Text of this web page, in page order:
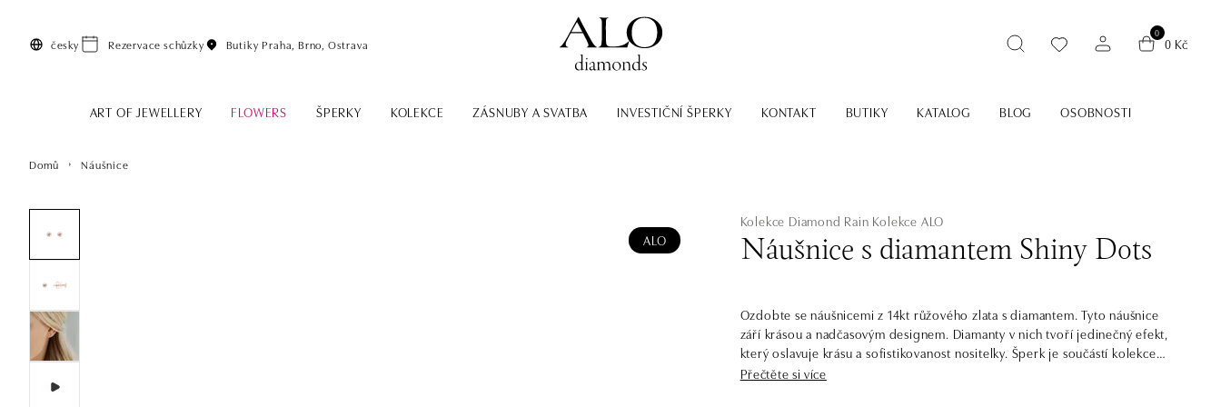
česky Rezervace schůzky Butiky Praha, Brno, Ostrava
0
0 Kč
ART OF JEWELLERY FLOWERS ŠPERKY KOLEKCE ZÁSNUBY A SVATBA INVESTIČNÍ ŠPERKY KONTAKT BUTIKY KATALOG BLOG OSOBNOSTI
Domů Náušnice
ALO
Kolekce Diamond Rain Kolekce ALO
Náušnice s diamantem Shiny Dots
Ozdobte se náušnicemi z 14kt růžového zlata s diamantem. Tyto náušnice
září krásou a nadčasovým designem. Diamanty v nich tvoří jedinečný efekt,
který oslavuje krásu a sofistikovanost nositelky. Šperk je součástí kolekce
Classic First.
Přečtěte si více